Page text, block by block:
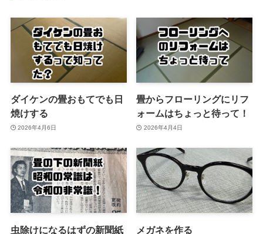
ダイケンの畳おもてでも日
焼けする
2026年4月6日
畳からフローリングにリフ
ォームはちょっと待って！
2026年4月4日
虫除けになるはずの新聞紙
メガネを作る